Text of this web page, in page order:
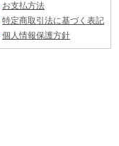
お支払方法
特定商取引法に基づく表記
個人情報保護方針